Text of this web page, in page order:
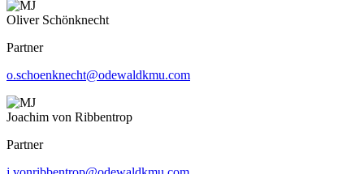
Oliver Schönknecht
Partner
o.schoenknecht@odewaldkmu.com
Joachim von Ribbentrop
Partner